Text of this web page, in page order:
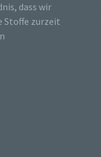
dass wir
Stoffe zurzeit